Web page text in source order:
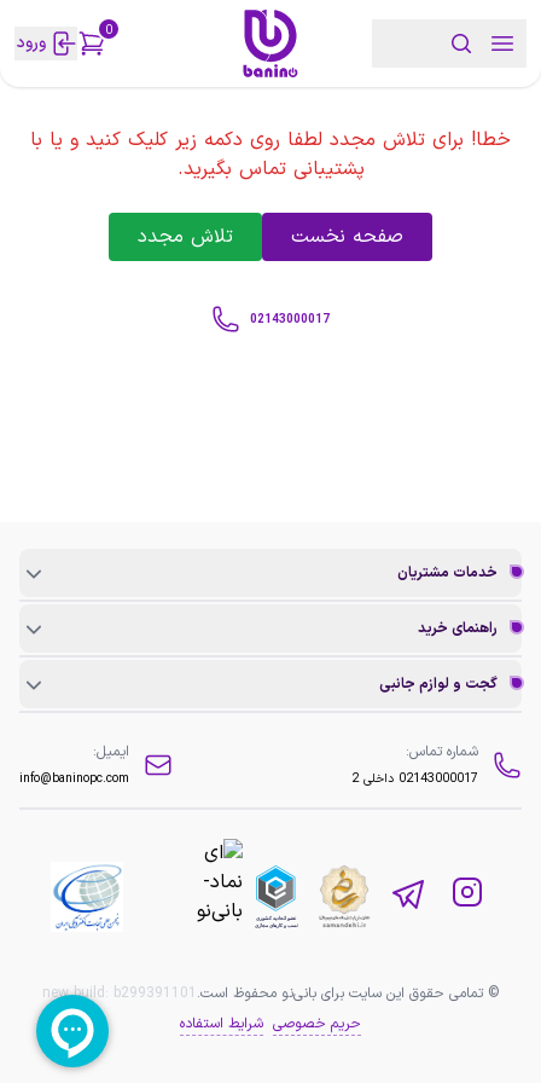
0 ورود
خطا! برای تلاش مجدد لطفا روی دکمه زیر کلیک کنید و یا با
پشتیبانی تماس بگیرید.
صفحه نخست تلاش مجدد
02143000017
خدمات مشتریان
راهنمای خرید
گجت و لوازم جانبی
شماره تماس:
02143000017 داخلی 2
ایمیل:
info@baninopc.com
© تمامی حقوق این سایت برای بانی‌نو محفوظ است. new build: b299391101
حریم خصوصی شرایط استفاده